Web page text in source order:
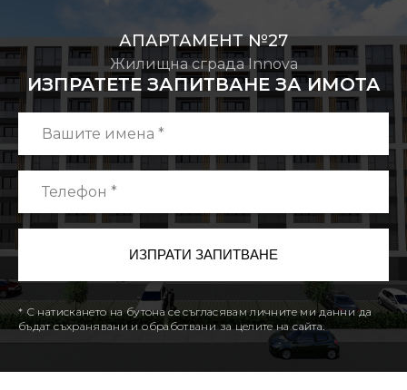
АПАРТАМЕНТ №27
Жилищна сграда Innova
ИЗПРАТЕТЕ ЗАПИТВАНЕ ЗА ИМОТА
* С натискането на бутона се съгласявам личните ми данни да
бъдат съхранявани и обработвани за целите на сайта.